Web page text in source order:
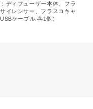
：ディフューザー本体、フラ
イレンサー、フラスコキャ
ケーブル 各1個）